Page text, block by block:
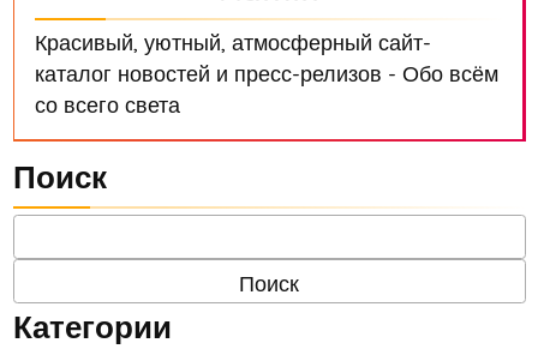
Красивый, уютный, атмосферный сайт-
каталог новостей и пресс-релизов - Обо всём
со всего света
Поиск
Категории